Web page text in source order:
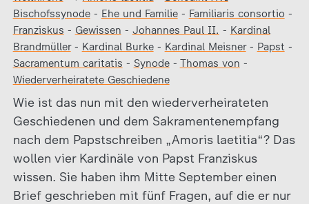
Bischofssynode- Ehe und Familie- Familiaris consortio -
Franziskus - Gewissen - Johannes Paul II. - Kardinal
Brandmüller- Kardinal Burke- Kardinal Meisner- Papst -
Sacramentum caritatis - Synode- Thomas von -
Wiederverheiratete Geschiedene
Wie ist das nun mit den wiederverheirateten
Geschiedenen und dem Sakramentenempfang
nach dem Papstschreiben „Amoris laetitia“? Das
wollen vier Kardinäle von Papst Franziskus
wissen. Sie haben ihm Mitte September einen
Brief geschrieben mit fünf Fragen, auf die er nur